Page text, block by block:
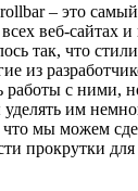
– это
веб-сайтах
так, что
из
работы с ними,
им
мы можем
прокрутки